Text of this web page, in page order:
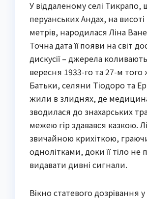
У віддаленому селі Тикрапо,
перуанських Андах, на
метрів, народилася Ліна
Точна дата її появи на світ
дискусії – джерела
вересня 1933-го та 27-м того
Батьки, селяни Тіодоро та
жили в злиднях, де
зводилася до знахарських
межею гір здавався казкою.
звичайною крихіткою,
однолітками, доки її тіло не
видавати дивні сигнали.
Вікно статевого дозрівання у